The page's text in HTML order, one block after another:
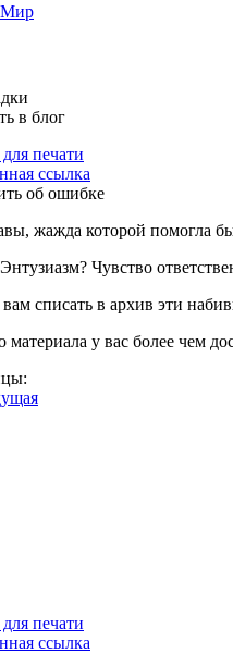
в блог
печати
ссылка
об ошибке
жажда которой помогла
Чувство
списать в архив эти
материала у вас более чем
печати
ссылка